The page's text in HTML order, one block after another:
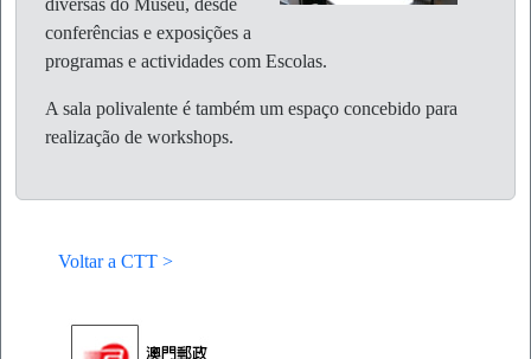
diversas do Museu, desde
conferências e exposições a
programas e actividades com Escolas.
A sala polivalente é também um espaço concebido para
realização de workshops.
Voltar a CTT >